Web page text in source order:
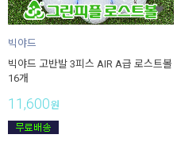
빅야드
빅야드 고반발 3피스 AIR A급 로스트볼
16개
11,600원